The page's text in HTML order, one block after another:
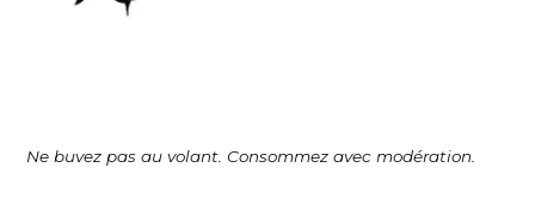
Ne buvez pas au volant. Consommez avec modération.